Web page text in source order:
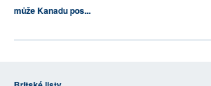
může Kanadu pos...